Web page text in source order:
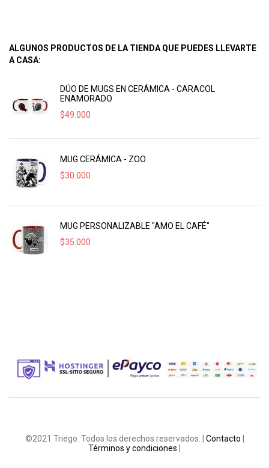
ALGUNOS PRODUCTOS DE LA TIENDA QUE PUEDES LLEVARTE
A CASA:
DÚO DE MUGS EN CERÁMICA - CARACOL
ENAMORADO
$49.000
MUG CERÁMICA - ZOO
$30.000
MUG PERSONALIZABLE "AMO EL CAFÉ"
$35.000
©2021 Triego. Todos los derechos reservados. | Contacto
Términos y condiciones